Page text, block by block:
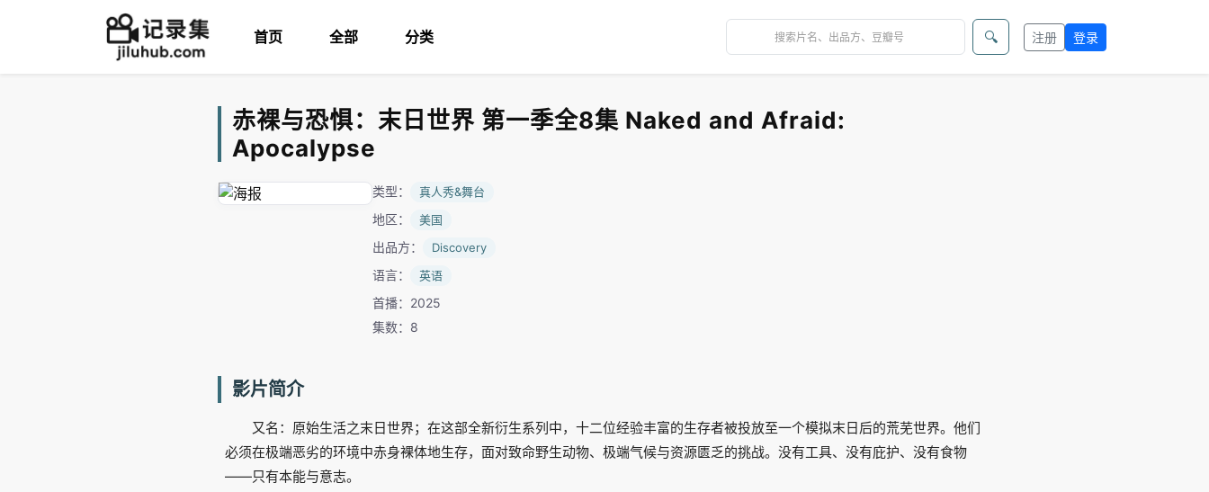
首页 全部 分类 🔍 注册 登录
赤裸与恐惧：末日世界 第一季全8集 Naked and Afraid:
Apocalypse
类型： 真人秀&舞台
地区： 美国
出品方： Discovery
语言： 英语
首播：2025
集数：8
影片简介
又名：原始生活之末日世界；在这部全新衍生系列中，十二位经验丰富的生存者被投放至一个模拟末日后的荒芜世界。他们
必须在极端恶劣的环境中赤身裸体地生存，面对致命野生动物、极端气候与资源匮乏的挑战。没有工具、没有庇护、没有食物
——只有本能与意志。